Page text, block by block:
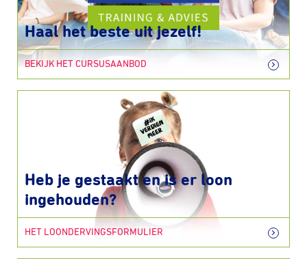
Haal het beste uit jezelf!
BEKIJK HET CURSUSAANBOD
Heb je gestaakt en is er loon
ingehouden?
HET LOONDERVINGSFORMULIER